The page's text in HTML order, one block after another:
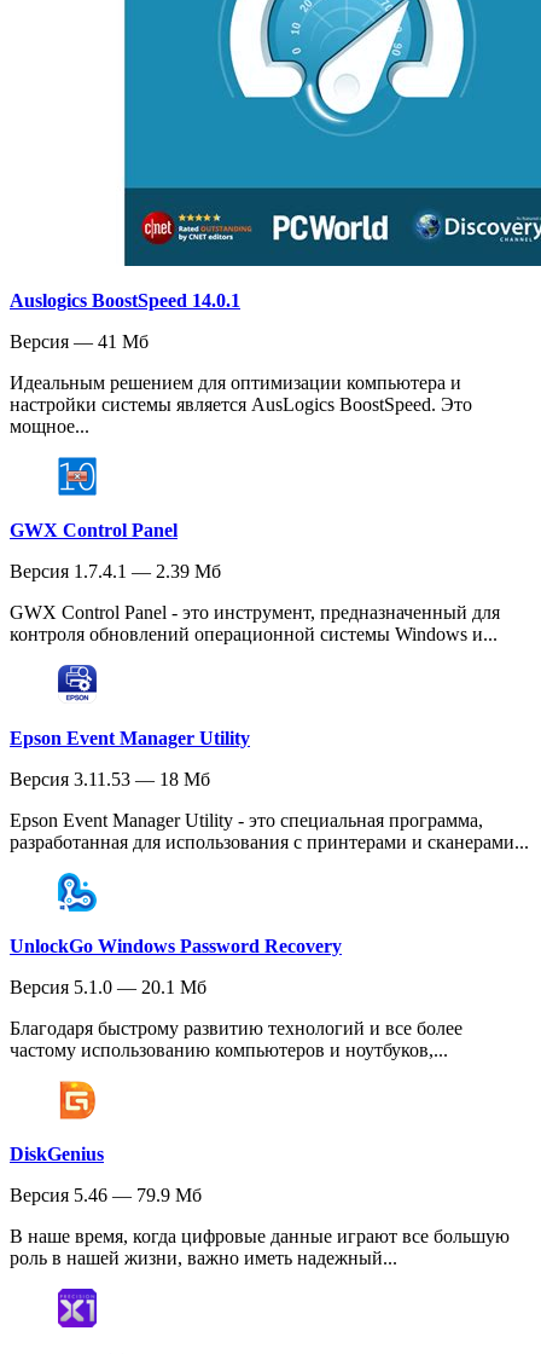
Auslogics BoostSpeed 14.0.1
Версия — 41 Мб
Идеальным решением для оптимизации компьютера и
настройки системы является AusLogics BoostSpeed. Это
мощное...
GWX Control Panel
Версия 1.7.4.1 — 2.39 Мб
GWX Control Panel - это инструмент, предназначенный для
контроля обновлений операционной системы Windows и...
Epson Event Manager Utility
Версия 3.11.53 — 18 Мб
Epson Event Manager Utility - это специальная программа,
разработанная для использования с принтерами и сканерами...
UnlockGo Windows Password Recovery
Версия 5.1.0 — 20.1 Мб
Благодаря быстрому развитию технологий и все более
частому использованию компьютеров и ноутбуков,...
DiskGenius
Версия 5.46 — 79.9 Мб
В наше время, когда цифровые данные играют все большую
роль в нашей жизни, важно иметь надежный...